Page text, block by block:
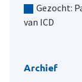
Gezocht:
van ICD
Archief